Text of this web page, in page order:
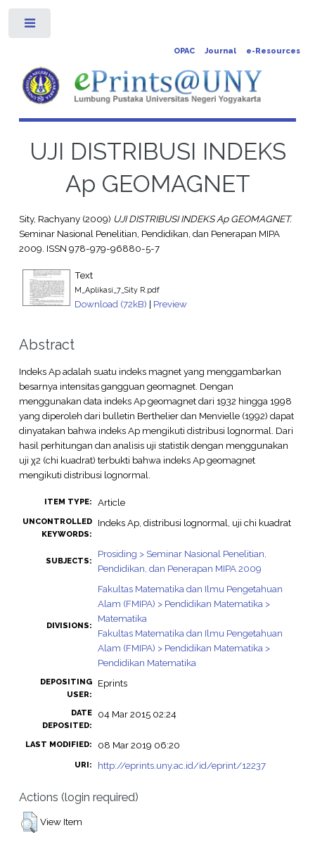
OPAC Journal e-Resources
UJI DISTRIBUSI INDEKS
Ap GEOMAGNET
Sity, Rachyany(2009) UJI DISTRIBUSI INDEKS Ap GEOMAGNET.
Seminar Nasional Penelitian, Pendidikan, dan Penerapan MIPA
2009. ISSN 978-979-96880-5-7
Text
M_Aplikasi_7_Sity R.pdf
Download (72kB) | Preview
Abstract
Indeks Ap adalah suatu indeks magnet yang menggambarkan
besarnya intensitas gangguan geomagnet. Dengan
menggunakan data indeks Ap geomagnet dari 1932 hingga 1998
yang diperoleh dari bulletin Berthelier dan Menvielle (1992) dapat
dinyatakan bahwa indeks Ap mengikuti distribusi lognormal. Dari
hasil perhitungan dan analisis uji statistik dengan menggunakan
uji χ2 (chi kuadrat) terbukti bahwa indeks Ap geomagnet
mengikuti distribusi lognormal.
ITEM TYPE: Article
UNCONTROLLED
KEYWORDS:
Indeks Ap, distribusi lognormal, uji chi kuadrat
SUBJECTS:
Prosiding > Seminar Nasional Penelitian,
Pendidikan, dan Penerapan MIPA 2009
DIVISIONS:
Fakultas Matematika dan Ilmu Pengetahuan
Alam (FMIPA) > Pendidikan Matematika >
Matematika
Fakultas Matematika dan Ilmu Pengetahuan
Alam (FMIPA) > Pendidikan Matematika >
Pendidikan Matematika
DEPOSITING
USER:
Eprints
DATE
DEPOSITED:
04 Mar 2015 02:24
LAST MODIFIED: 08 Mar 2019 06:20
URI: http://eprints.uny.ac.id/id/eprint/12237
Actions (login required)
View Item